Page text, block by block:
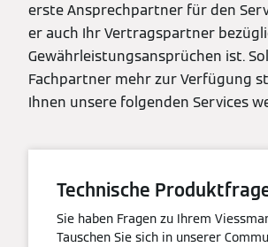
erste Ansprechpartner für den
er auch Ihr Vertragspartner
Gewährleistungsansprüchen ist.
Fachpartner mehr zur Verfügung
Ihnen unsere folgenden Services
Technische
Sie haben Fragen zu Ihrem
Tauschen Sie sich in unserer